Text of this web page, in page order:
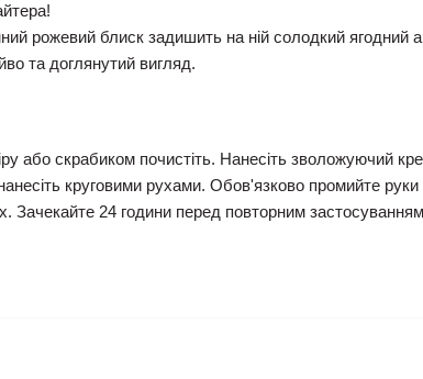
рожевий блиск задишить на ній солодкий ягодний
та доглянутий вигляд.
скрабиком почистіть. Нанесіть зволожуючий
круговими рухами. Обов'язково промийте
Зачекайте 24 години перед повторним